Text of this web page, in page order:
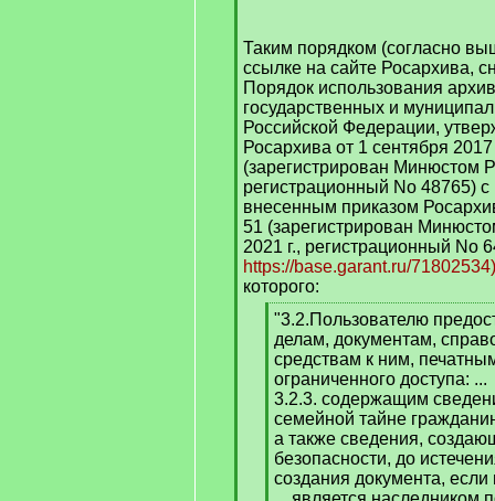
]
Таким порядком (согласно
ссылке на сайте Росархива,
Порядок использования
государственных и
Российской Федерации,
Росархива от 1 сентября 2017
(зарегистрирован Минюстом
регистрационный No 48765)
внесенным приказом
51 (зарегистрирован
2021 г., регистрационный No
https://base.garant.ru/
которого:
[
q
]
"3.2.Пользователю
делам, документам,
средствам к ним,
ограниченного доступа: ...
3.2.3. содержащим
семейной тайне
а также сведения,
безопасности, до
создания документа, если